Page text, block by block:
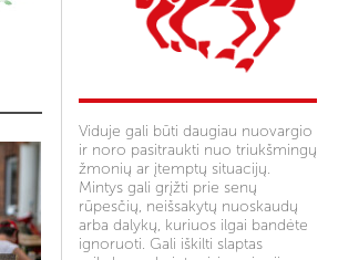
Viduje gali būti daugiau nuovargio
ir noro pasitraukti nuo triukšmingų
žmonių ar įtemptų situacijų.
Mintys gali grįžti prie senų
rūpesčių, neišsakytų nuoskaudų
arba dalykų, kuriuos ilgai bandėte
ignoruoti. Gali iškilti slaptas